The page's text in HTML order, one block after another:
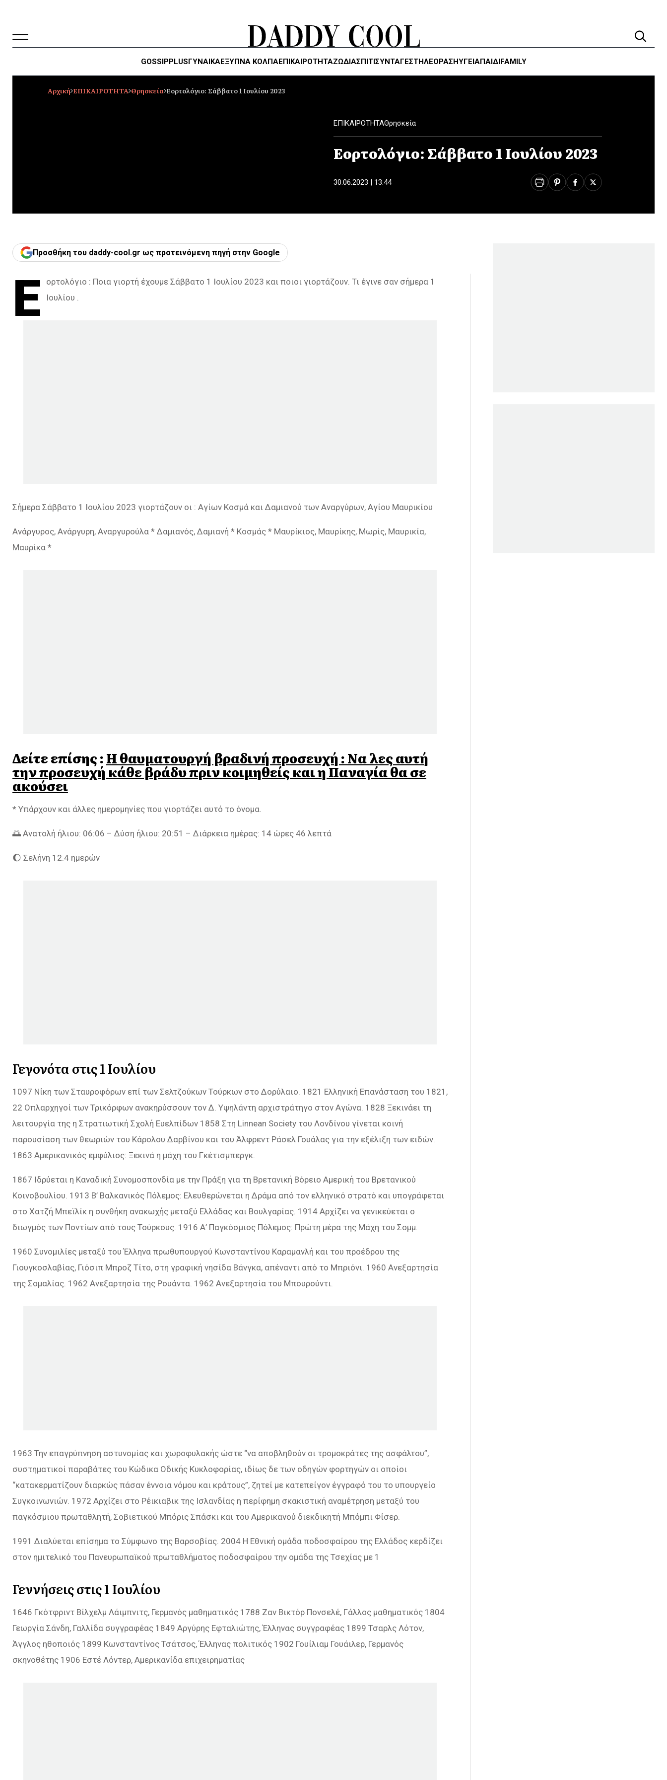
GOSSIPPLUSΓΥΝΑΙΚΑΈΞΥΠΝΑ ΚΌΛΠΑΕΠΙΚΑΙΡΟΤΗΤΑΖΏΔΙΑΣΠΙΤΙΣΥΝΤΑΓΕΣΤΗΛΕΌΡΑΣΗΥΓΕΊΑΠΑΙΔΙFAMILY
Αρχική ΕΠΙΚΑΙΡΟΤΗΤΑ Θρησκεία Εορτολόγιο: Σάββατο 1 Ιουλίου 2023
ΕΠΙΚΑΙΡΟΤΗΤΑΘρησκεία
Εορτολόγιο: Σάββατο 1 Ιουλίου 2023
30.06.2023 | 13:44
Προσθήκη του daddy-cool.gr ως προτεινόμενη πηγή στην Google
Ε
ορτολόγιο : Ποια γιορτή έχουμε Σάββατο 1 Ιουλίου 2023 και ποιοι γιορτάζουν. Τι έγινε σαν σήμερα 1
Ιουλίου .
Σήμερα Σάββατο 1 Ιουλίου 2023 γιορτάζουν οι : Αγίων Κοσμά και Δαμιανού των Αναργύρων, Αγίου Μαυρικίου
Ανάργυρος, Ανάργυρη, Αναργυρούλα * Δαμιανός, Δαμιανή * Κοσμάς * Μαυρίκιος, Μαυρίκης, Μωρίς, Μαυρικία,
Μαυρίκα *
Δείτε επίσης :Η θαυματουργή βραδινή προσευχή : Να λες αυτή
την προσευχή κάθε βράδυ πριν κοιμηθείς και η Παναγία θα σε
ακούσει
* Υπάρχουν και άλλες ημερομηνίες που γιορτάζει αυτό το όνομα.
🌅 Ανατολή ήλιου: 06:06 – Δύση ήλιου: 20:51 – Διάρκεια ημέρας: 14 ώρες 46 λεπτά
🌔 Σελήνη 12.4 ημερών
Γεγονότα στις 1 Ιουλίου
1097 Νίκη των Σταυροφόρων επί των Σελτζούκων Τούρκων στο Δορύλαιο. 1821 Ελληνική Επανάσταση του 1821,
22 Οπλαρχηγοί των Τρικόρφων ανακηρύσσουν τον Δ. Υψηλάντη αρχιστράτηγο στον Αγώνα. 1828 Ξεκινάει τη
λειτουργία της η Στρατιωτική Σχολή Ευελπίδων 1858 Στη Linnean Society του Λονδίνου γίνεται κοινή
παρουσίαση των θεωριών του Κάρολου Δαρβίνου και του Άλφρεντ Ράσελ Γουάλας για την εξέλιξη των ειδών.
1863 Αμερικανικός εμφύλιος: Ξεκινά η μάχη του Γκέτισμπεργκ.
1867 Ιδρύεται η Καναδική Συνομοσπονδία με την Πράξη για τη Βρετανική Βόρειο Αμερική του Βρετανικού
Κοινοβουλίου. 1913 Β’ Βαλκανικός Πόλεμος: Ελευθερώνεται η Δράμα από τον ελληνικό στρατό και υπογράφεται
στο Χατζή Μπεϊλίκ η συνθήκη ανακωχής μεταξύ Ελλάδας και Βουλγαρίας. 1914 Αρχίζει να γενικεύεται ο
διωγμός των Ποντίων από τους Τούρκους. 1916 Α’ Παγκόσμιος Πόλεμος: Πρώτη μέρα της Μάχη του Σομμ.
1960 Συνομιλίες μεταξύ του Έλληνα πρωθυπουργού Κωνσταντίνου Καραμανλή και του προέδρου της
Γιουγκοσλαβίας, Γιόσιπ Μπροζ Τίτο, στη γραφική νησίδα Βάνγκα, απέναντι από το Μπριόνι. 1960 Ανεξαρτησία
της Σομαλίας. 1962 Ανεξαρτησία της Ρουάντα. 1962 Ανεξαρτησία του Μπουρούντι.
1963 Την επαγρύπνηση αστυνομίας και χωροφυλακής ώστε “να αποβληθούν οι τρομοκράτες της ασφάλτου”,
συστηματικοί παραβάτες του Κώδικα Οδικής Κυκλοφορίας, ιδίως δε των οδηγών φορτηγών οι οποίοι
“κατακερματίζουν διαρκώς πάσαν έννοια νόμου και κράτους”, ζητεί με κατεπείγον έγγραφό του το υπουργείο
Συγκοινωνιών. 1972 Αρχίζει στο Ρέικιαβικ της Ισλανδίας η περίφημη σκακιστική αναμέτρηση μεταξύ του
παγκόσμιου πρωταθλητή, Σοβιετικού Μπόρις Σπάσκι και του Αμερικανού διεκδικητή Μπόμπι Φίσερ.
1991 Διαλύεται επίσημα το Σύμφωνο της Βαρσοβίας. 2004 Η Εθνική ομάδα ποδοσφαίρου της Ελλάδος κερδίζει
στον ημιτελικό του Πανευρωπαϊκού πρωταθλήματος ποδοσφαίρου την ομάδα της Τσεχίας με 1
Γεννήσεις στις 1 Ιουλίου
1646 Γκότφριντ Βίλχελμ Λάιμπνιτς, Γερμανός μαθηματικός 1788 Ζαν Βικτόρ Πονσελέ, Γάλλος μαθηματικός 1804
Γεωργία Σάνδη, Γαλλίδα συγγραφέας 1849 Αργύρης Εφταλιώτης, Έλληνας συγγραφέας 1899 Τσαρλς Λότον,
Άγγλος ηθοποιός 1899 Κωνσταντίνος Τσάτσος, Έλληνας πολιτικός 1902 Γουίλιαμ Γουάιλερ, Γερμανός
σκηνοθέτης 1906 Εστέ Λόντερ, Αμερικανίδα επιχειρηματίας